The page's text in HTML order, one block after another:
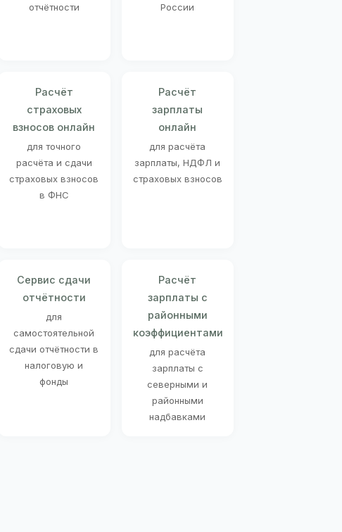
отчётности
России
Расчёт
страховых
взносов онлайн
для точного
расчёта и сдачи
страховых взносов
в ФНС
Расчёт
зарплаты
онлайн
для расчёта
зарплаты, НДФЛ и
страховых взносов
Сервис сдачи
отчётности
для
самостоятельной
сдачи отчётности в
налоговую и
фонды
Расчёт
зарплаты с
районными
коэффициентами
для расчёта
зарплаты с
северными и
районными
надбавками